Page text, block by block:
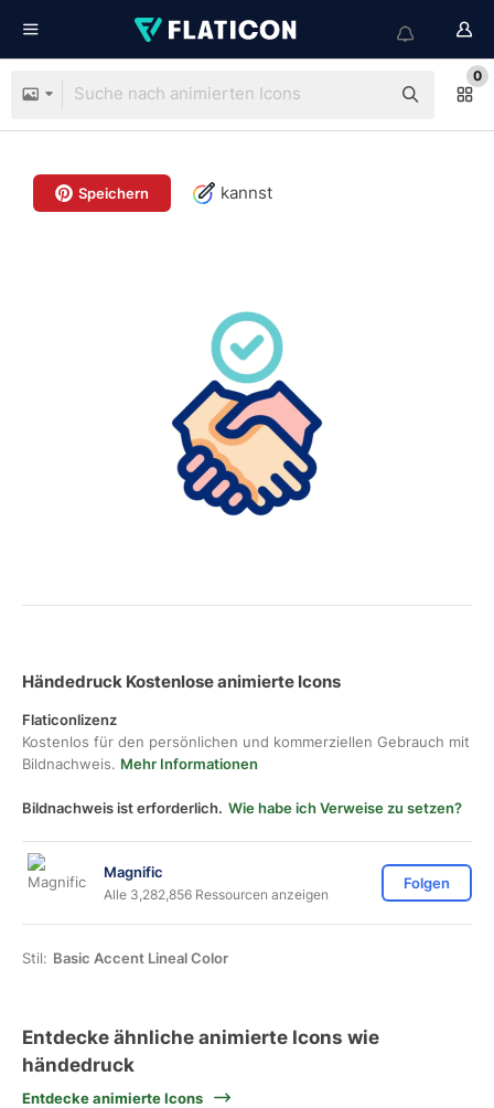
0
Speichern kannst
Händedruck Kostenlose animierte Icons
Flaticonlizenz
Kostenlos für den persönlichen und kommerziellen Gebrauch mit
Bildnachweis. Mehr Informationen
Bildnachweis ist erforderlich. Wie habe ich Verweise zu setzen?
Magnific
Alle 3,282,856 Ressourcen anzeigen
Folgen
Stil: Basic Accent Lineal Color
Entdecke ähnliche animierte Icons wie
händedruck
Entdecke animierte Icons